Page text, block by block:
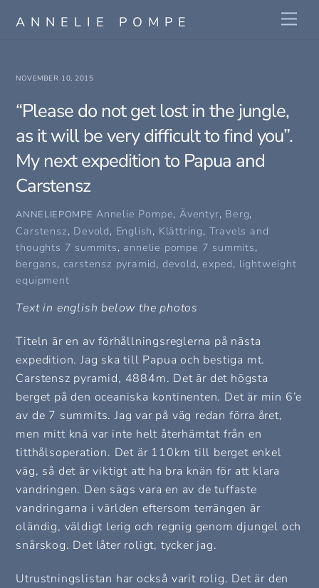
ANNELIE POMPE
NOVEMBER 10, 2015
“Please do not get lost in the jungle,
as it will be very difficult to find you”.
My next expedition to Papua and
Carstensz
ANNELIEPOMPE Annelie Pompe,Äventyr, Berg,
Carstensz, Devold, English, Klättring, Travels and
thoughts 7 summits, annelie pompe 7 summits,
bergans, carstensz pyramid, devold,exped, lightweight
equipment
Text in english below the photos
Titeln är en av förhållningsreglerna på nästa
expedition. Jag ska till Papua och bestiga mt.
Carstensz pyramid, 4884m. Det är det högsta
berget på den oceaniska kontinenten. Det är min 6’e
av de 7 summits. Jag var på väg redan förra året,
men mitt knä var inte helt återhämtat från en
titthålsoperation. Det är 110km till berget enkel
väg, så det är viktigt att ha bra knän för att klara
vandringen. Den sägs vara en av de tuffaste
vandringarna i världen eftersom terrängen är
oländig, väldigt lerig och regnig genom djungel och
snårskog. Det låter roligt, tycker jag.
Utrustningslistan har också varit rolig. Det är den